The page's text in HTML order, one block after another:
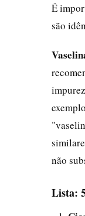
É
são
não
Lista: